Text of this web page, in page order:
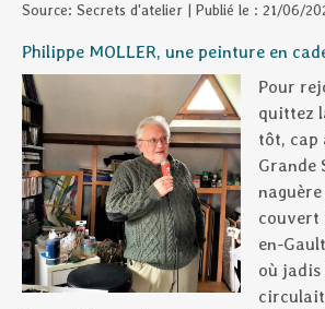
Source: Secrets d'atelier | Publié le : 21/06/
Philippe MOLLER, une peinture en
Pour
quittez
tôt, cap
Grande
couvert
en-
où